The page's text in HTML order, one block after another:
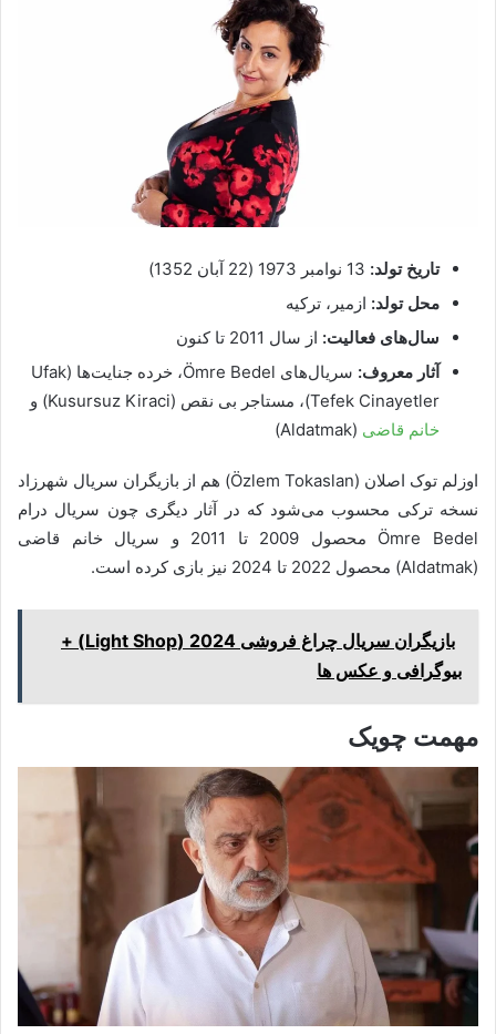
تاریخ تولد:
محل تولد: ازمیر، ترکیه
سال‌های فعالیت: از سال 2011 تا کنون
آثار معروف:
سریال‌های Ömre Bedel، خرده جنایت‌ها (Ufak
Tefek Cinayetler)، مستاجر بی نقص (Kusursuz Kiraci) و
خانم قاضی (Aldatmak)
اوزلم توک اصلان (Özlem Tokaslan) هم از بازیگران سریال شهرزاد
نسخه ترکی محسوب می‌شود که در آثار دیگری چون سریال درام
Ömre Bedel محصول 2009 تا 2011 و سریال خانم قاضی
(Aldatmak) محصول 2022 تا 2024 نیز بازی کرده است.
بازیگران سریال چراغ فروشی 2024 (Light Shop) +
بیوگرافی و عکس ها
مهمت چویک